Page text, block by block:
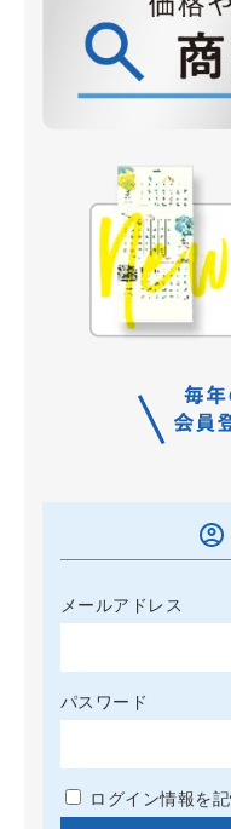
メールアドレス
パスワード
ログイン情報を